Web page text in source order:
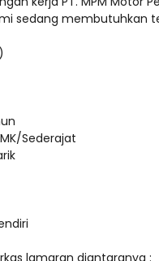
sedang membutuhkan
Sederajat